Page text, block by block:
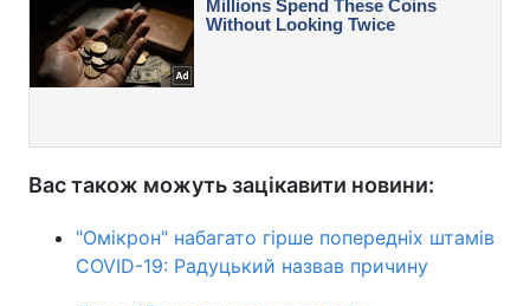
Вас також можуть зацікавити новини:
"Омікрон" набагато гірше попередніх штамів
COVID-19: Радуцький назвав причину